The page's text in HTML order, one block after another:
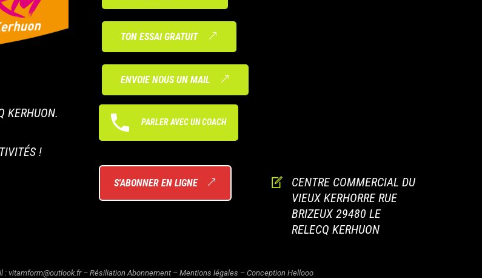
KERHUON.
!
TON ESSAI GRATUIT
ENVOIE NOUS UN MAIL
PARLER AVEC UN COACH
S'ABONNER EN LIGNE
CENTRE COMMERCIAL DU
VIEUX KERHORRE RUE
BRIZEUX 29480 LE
RELECQ KERHUON
: vitamform@outlook.fr– Résiliation Abonnement – Mentions légales – Conception Hellooo